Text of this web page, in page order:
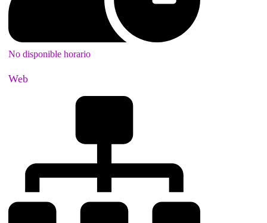
No disponible horario
Web